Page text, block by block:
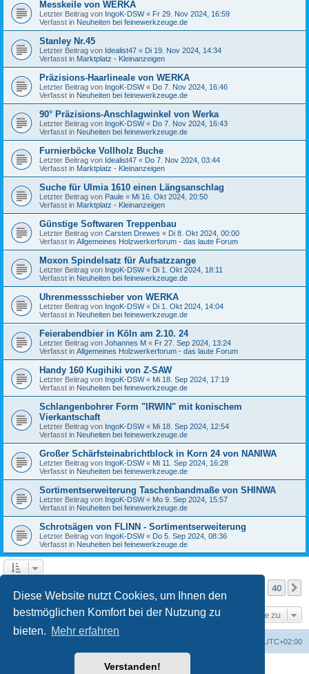
Diese Website nutzt Cookies, um Ihnen den
bestmöglichen Komfort bei der Nutzung zu
bieten. Mehr erfahren
Verstanden!
Messkeile von WERKA
Letzter Beitrag von IngoK-DSW« Fr 29. Nov 2024, 16:59
Verfasst in Neuheiten bei feinewerkzeuge.de
Stanley Nr.45
Letzter Beitrag von Idealist47 « Di 19. Nov 2024, 14:34
Verfasst in Marktplatz - Kleinanzeigen
Präzisions-Haarlineale von WERKA
Letzter Beitrag von IngoK-DSW« Do 7. Nov 2024, 16:46
Verfasst in Neuheiten bei feinewerkzeuge.de
90° Präzisions-Anschlagwinkel von Werka
Letzter Beitrag von IngoK-DSW« Do 7. Nov 2024, 16:43
Verfasst in Neuheiten bei feinewerkzeuge.de
Furnierböcke Vollholz Buche
Letzter Beitrag von Idealist47 « Do 7. Nov 2024, 03:44
Verfasst in Marktplatz - Kleinanzeigen
Suche für Ulmia 1610 einen Längsanschlag
Letzter Beitrag von Paule « Mi 16. Okt 2024, 20:50
Verfasst in Marktplatz - Kleinanzeigen
Günstige Softwaren Treppenbau
Letzter Beitrag von Carsten Drewes « Di 8. Okt 2024, 00:00
Verfasst in Allgemeines Holzwerkerforum - das laute Forum
Moxon Spindelsatz für Aufsatzzange
Letzter Beitrag von IngoK-DSW« Di 1. Okt 2024, 18:11
Verfasst in Neuheiten bei feinewerkzeuge.de
Uhrenmessschieber von WERKA
Letzter Beitrag von IngoK-DSW« Di 1. Okt 2024, 14:04
Verfasst in Neuheiten bei feinewerkzeuge.de
Feierabendbier in Köln am 2.10. 24
Letzter Beitrag von Johannes M « Fr 27. Sep 2024, 13:24
Verfasst in Allgemeines Holzwerkerforum - das laute Forum
Handy 160 Kugihiki von Z-SAW
Letzter Beitrag von IngoK-DSW« Mi 18. Sep 2024, 17:19
Verfasst in Neuheiten bei feinewerkzeuge.de
Schlangenbohrer Form "IRWIN" mit konischem
Vierkantschaft
Letzter Beitrag von IngoK-DSW« Mi 18. Sep 2024, 12:54
Verfasst in Neuheiten bei feinewerkzeuge.de
Großer Schärfsteinabrichtblock in Korn 24 von NANIWA
Letzter Beitrag von IngoK-DSW« Mi 11. Sep 2024, 16:28
Verfasst in Neuheiten bei feinewerkzeuge.de
Sortimentserweiterung Taschenbandmaße von SHINWA
Letzter Beitrag von IngoK-DSW« Mo 9. Sep 2024, 15:57
Verfasst in Neuheiten bei feinewerkzeuge.de
Schrotsägen von FLINN - Sortimentserweiterung
Letzter Beitrag von IngoK-DSW« Do 5. Sep 2024, 08:36
Verfasst in Neuheiten bei feinewerkzeuge.de
40
Gehe zu
UTC+02:00
Powered byphpBB® Forum Software © phpBB Limited